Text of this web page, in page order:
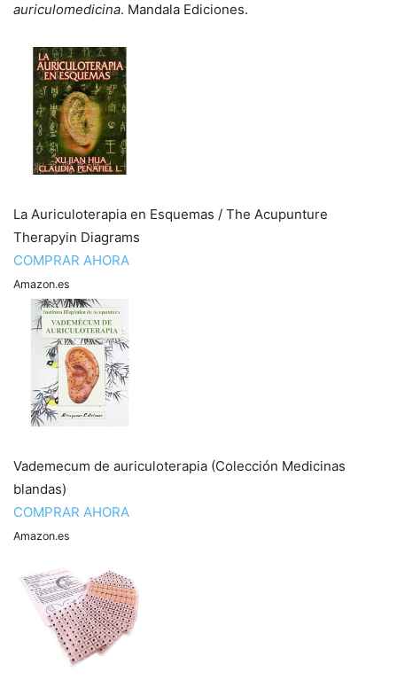
auriculomedicina. Mandala Ediciones.
La Auriculoterapia en Esquemas / The Acupunture
Therapyin Diagrams
COMPRAR AHORA
Amazon.es
Vademecum de auriculoterapia (Colección Medicinas
blandas)
COMPRAR AHORA
Amazon.es